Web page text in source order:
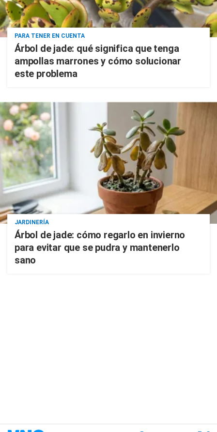
PARA TENER EN CUENTA
Árbol de jade: qué significa que tenga
ampollas marrones y cómo solucionar
este problema
JARDINERÍA
Árbol de jade: cómo regarlo en invierno
para evitar que se pudra y mantenerlo
sano